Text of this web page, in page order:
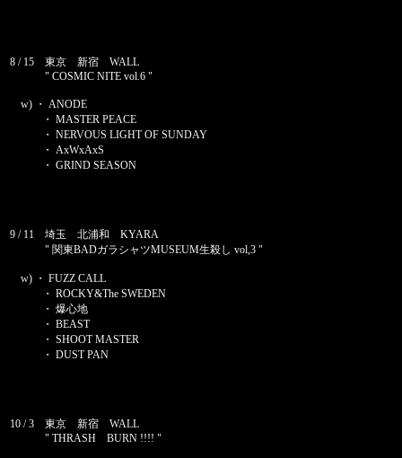
8 / 15 東京 新宿 WALL
" COSMIC NITE vol.6 "
w) ・ ANODE
・ MASTER PEACE
・ NERVOUS LIGHT OF SUNDAY
・ AxWxAxS
・ GRIND SEASON
9 / 11 埼玉 北浦和 KYARA
" 関東BADガラシャツMUSEUM生殺し vol,3 "
w) ・ FUZZ CALL
・ ROCKY&The SWEDEN
・ 爆心地
・ BEAST
・ SHOOT MASTER
・ DUST PAN
10 / 3 東京 新宿 WALL
" THRASH BURN !!!! "